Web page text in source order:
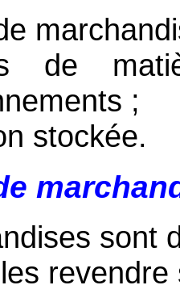
de
;
stockée.
sont